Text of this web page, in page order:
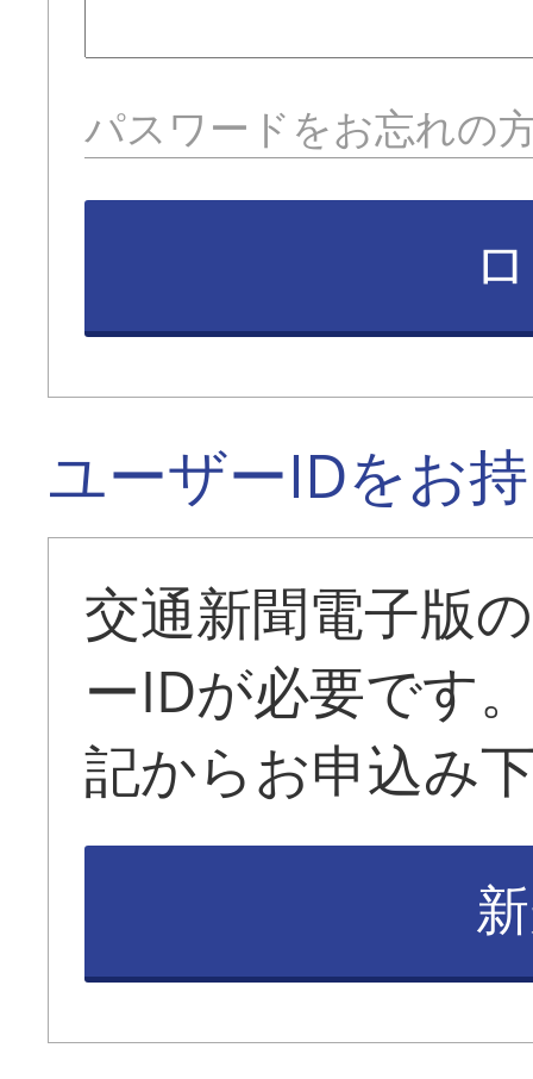
パスワードをお忘れの
ユーザーIDをお
交通新聞電子版
ーIDが必要です
記からお申込み